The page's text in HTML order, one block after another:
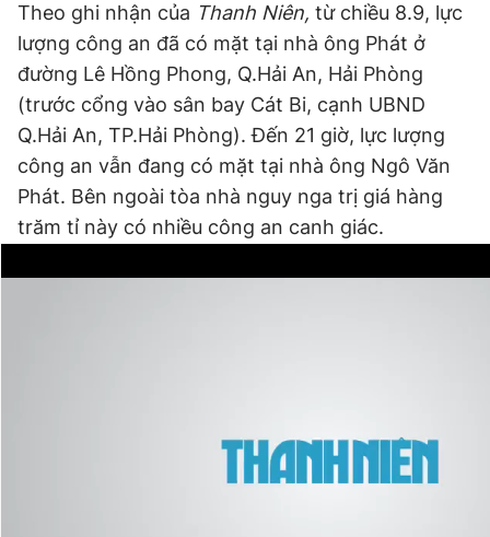
Theo ghi nhận của Thanh Niên, từ chiều 8.9, lực
lượng công an đã có mặt tại nhà ông Phát ở
đường Lê Hồng Phong, Q.Hải An, Hải Phòng
(trước cổng vào sân bay Cát Bi, cạnh UBND
Q.Hải An, TP.Hải Phòng). Đến 21 giờ, lực lượng
công an vẫn đang có mặt tại nhà ông Ngô Văn
Phát. Bên ngoài tòa nhà nguy nga trị giá hàng
trăm tỉ này có nhiều công an canh giác.